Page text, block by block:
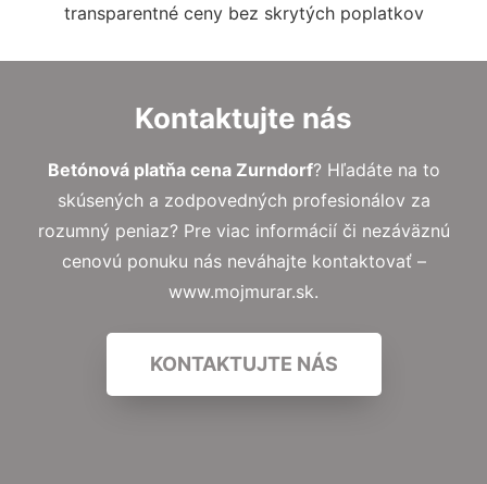
transparentné ceny bez skrytých poplatkov
Kontaktujte nás
Betónová platňa cena Zurndorf? Hľadáte na to
skúsených a zodpovedných profesionálov za
rozumný peniaz? Pre viac informácií či nezáväznú
cenovú ponuku nás neváhajte kontaktovať –
www.mojmurar.sk.
KONTAKTUJTE NÁS